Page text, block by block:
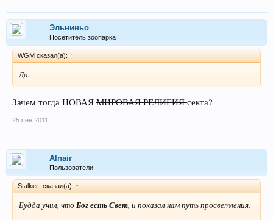
Эльниньо
Посетитель зоопарка
WGM сказал(а): ↑
Да.
Зачем тогда НОВАЯ МИРОВАЯ РЕЛИГИЯсекта?
25 сен 2011
Alnair
Пользователи
Stalker- сказал(а): ↑
Будда учил, чтоБог есть Свет, и показал нам путь просветления,